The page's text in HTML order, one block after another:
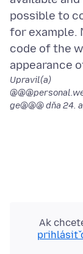
possible to
for example.
code of the
Upravil(a)
ge@@@ dňa 24.
Ak
prihlásiť